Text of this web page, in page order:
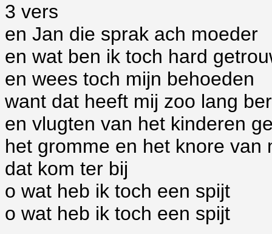
3 vers
en Jan die sprak ach moeder
en wat ben ik toch hard
en wees toch mijn behoeden
want dat heeft mij zoo lang
en vlugten van het kinderen
het gromme en het knore van
dat kom ter bij
o wat heb ik toch een spijt
o wat heb ik toch een spijt